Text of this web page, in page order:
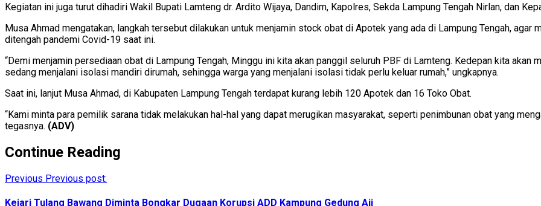
Kegiatan ini juga turut dihadiri Wakil Bupati Lamteng dr. Ardito Wijaya, Dandim, Kapolres, Sekda Lampung Tengah Nirlan, dan
Musa Ahmad mengatakan, langkah tersebut dilakukan untuk menjamin stock obat di Apotek yang ada di Lampung Tengah,
ditengah pandemi Covid-19 saat ini.
“Demi menjamin persediaan obat di Lampung Tengah, Minggu ini kita akan panggil seluruh PBF di Lamteng. Kedepan kita
sedang menjalani isolasi mandiri dirumah, sehingga warga yang menjalani isolasi tidak perlu keluar rumah,” ungkapnya.
Saat ini, lanjut Musa Ahmad, di Kabupaten Lampung Tengah terdapat kurang lebih 120 Apotek dan 16 Toko Obat.
“Kami minta para pemilik sarana tidak melakukan hal-hal yang dapat merugikan masyarakat, seperti penimbunan obat yang
tegasnya. (ADV)
Continue Reading
Previous Previous post:
Kejari Tulang Bawang Diminta Bongkar Dugaan Korupsi ADD Kampung Gedung Aji